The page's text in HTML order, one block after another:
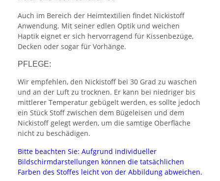
Auch im Bereich der Heimtextilien findet Nickistoff
Anwendung. Mit seiner edlen Optik und weichen
Haptik eignet er sich hervorragend für Kissenbezüge,
Decken oder sogar für Vorhänge.
PFLEGE:
Wir empfehlen, den Nickistoff bei 30 Grad zu waschen
und an der Luft zu trocknen. Er kann bei niedriger bis
mittlerer Temperatur gebügelt werden, es sollte jedoch
ein Stück Stoff zwischen dem Bügeleisen und dem
Nickistoff gelegt werden, um die samtige Oberfläche
nicht zu beschädigen.
Bitte beachten Sie: Aufgrund individueller
Bildschirmdarstellungen können die tatsächlichen
Farben des Stoffes leicht von der Abbildung abweichen.